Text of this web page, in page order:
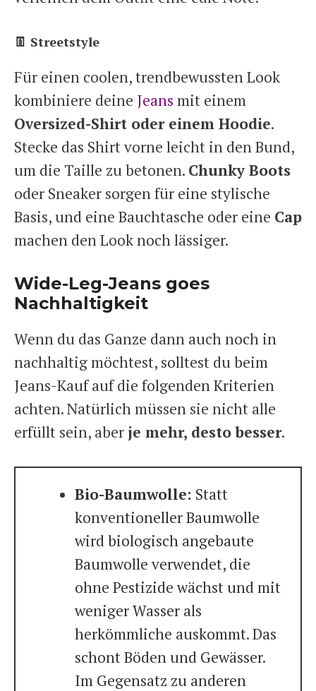
👖 Streetstyle
Für einen coolen, trendbewussten Look
kombiniere deine Jeans mit einem
Oversized-Shirt oder einem Hoodie.
Stecke das Shirt vorne leicht in den Bund,
um die Taille zu betonen. Chunky Boots
oder Sneaker sorgen für eine stylische
Basis, und eine Bauchtasche oder eine Cap
machen den Look noch lässiger.
Wide-Leg-Jeans goes
Nachhaltigkeit
Wenn du das Ganze dann auch noch in
nachhaltig möchtest, solltest du beim
Jeans-Kauf auf die folgenden Kriterien
achten. Natürlich müssen sie nicht alle
erfüllt sein, aber je mehr, desto besser.
Bio-Baumwolle: Statt
konventioneller Baumwolle
wird biologisch angebaute
Baumwolle verwendet, die
ohne Pestizide wächst und mit
weniger Wasser als
herkömmliche auskommt. Das
schont Böden und Gewässer.
Im Gegensatz zu anderen